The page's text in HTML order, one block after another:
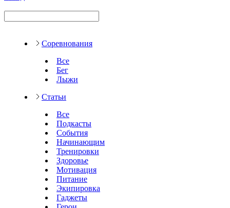
Соревнования
Все
Бег
Лыжи
Статьи
Все
Подкасты
События
Начинающим
Тренировки
Здоровье
Мотивация
Питание
Экипировка
Гаджеты